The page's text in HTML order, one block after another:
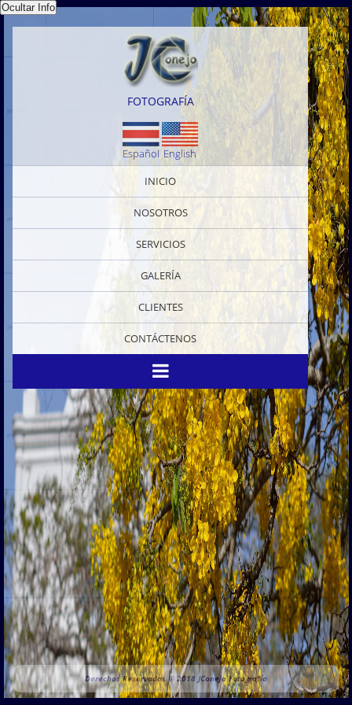
FOTOGRAFÍA
Español English
INICIO
NOSOTROS
SERVICIOS
GALERÍA
CLIENTES
CONTÁCTENOS
Derechos Reservados © 2018 JConejo Fotografía